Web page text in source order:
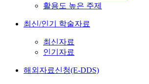
활용도 높은 주제
최신/인기 학술자료
최신자료
인기자료
해외자료신청(E-DDS)